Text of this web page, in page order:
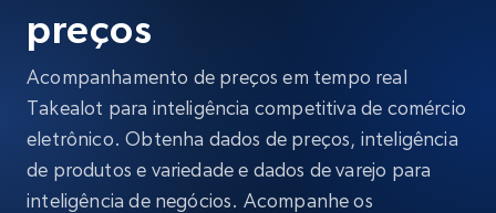
preços
Acompanhamento de preços em tempo real
Takealot para inteligência competitiva de comércio
eletrônico. Obtenha dados de preços, inteligência
de produtos e variedade e dados de varejo para
inteligência de negócios. Acompanhe os